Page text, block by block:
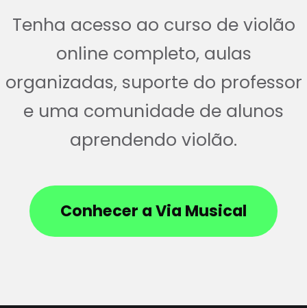
Tenha acesso ao curso de violão
online completo, aulas
organizadas, suporte do professor
e uma comunidade de alunos
aprendendo violão.
Conhecer a Via Musical